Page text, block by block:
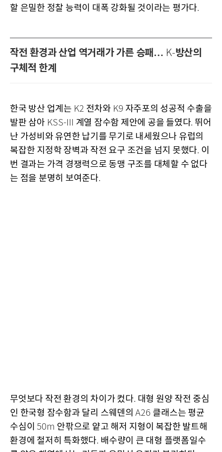
할 은밀한 정찰 능력이 대폭 강화될 것이라는 평가다.
작전 환경과 산업 역거래가 가른 승패… K-방산의
구체적 한계
한국 방산 업계는 K2 전차와 K9 자주포의 성공적 수출을
발판 삼아 KSS-III 계열 잠수함 제안에 공을 들였다. 뛰어
난 가성비와 유연한 납기를 무기로 내세웠으나 유럽의
복잡한 지정학 장벽과 작전 요구 조건을 넘지 못했다. 이
번 결과는 가격 경쟁력으로 동맹 구조를 대체할 수 없다
는 점을 분명히 보여준다.
무엇보다 작전 환경의 차이가 컸다. 대형 원양 작전 중심
인 한국형 잠수함과 달리 스웨덴의A26 클래스는 평균
수심이 50m 안팎으로 얕고 해저 지형이 복잡한 발트해
환경에 철저히 특화했다. 배수량이 큰 대형 플랫폼일수